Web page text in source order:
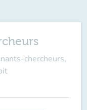
chercheurs,